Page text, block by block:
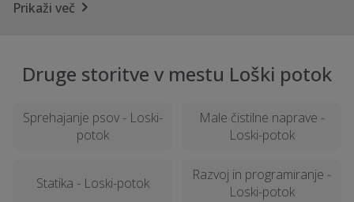
Prikaži več
Druge storitve v mestu Loški potok
Sprehajanje psov - Loski-
potok
Male čistilne naprave -
Loski-potok
Statika - Loski-potok
Razvoj in programiranje -
Loski-potok